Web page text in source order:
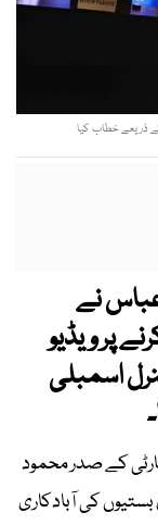
ذریعے خطاب کیا
نے
پر ویڈیو
اسمبلی
کے صدر محمود
کی آبادکاری